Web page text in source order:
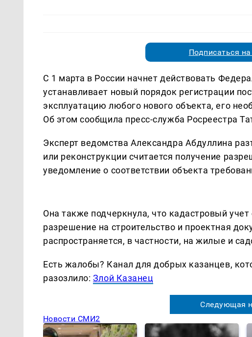
Подписаться
С 1 марта в России начнет действовать
устанавливает новый порядок регистрации
эксплуатацию любого нового объекта, его
Об этом сообщила пресс-служба Росреестра
Эксперт ведомства Александра Абдуллина
или реконструкции считается получение
уведомление о соответствии объекта
Она также подчеркнула, что кадастровый
разрешение на строительство и проектная
распространяется, в частности, на жилые и
Есть жалобы? Канал для добрых казанцев,
разозлило: Злой Казанец
Следующая
Новости СМИ2